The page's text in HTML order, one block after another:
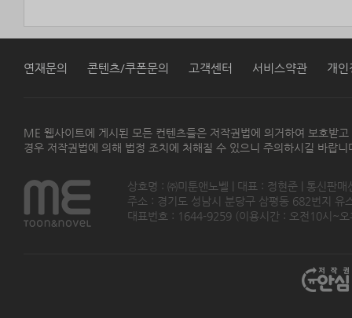
연재문의 콘텐츠/쿠폰문의 고객센터 서비스약관 개인
ME 웹사이트에 게시된 모든 컨텐츠들은 저작권법에 의거하여 보호받
경우 저작권법에 의해 법정 조치에 처해질 수 있으니 주의하시길 바랍니
상호명 : ㈜미툰앤노벨 | 대표 : 정현준 | 통신판
주소 : 경기도 성남시 분당구 삼평동 682번지
대표번호 : 1644-9259 (이용시간 : 오전10시~